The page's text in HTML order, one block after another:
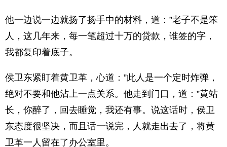
他一边说一边就扬了扬手中的材料，道：”老子不是笨
人，这几年来，每一笔超过十万的贷款，谁签的字，
我都复印着底子。
侯卫东紧盯着黄卫革，心道：”此人是一个定时炸弹，
绝对不要和他沾上一点关系。他走到门口，道：”黄站
长，你醉了，回去睡觉，我还有事。说这话时，侯卫
东态度很坚决，而且话一说完，人就走出去了，将黄
卫革一人留在了办公室里。